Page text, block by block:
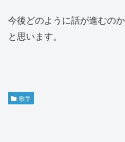
今後どのように話が進むの
と思います。
歌手